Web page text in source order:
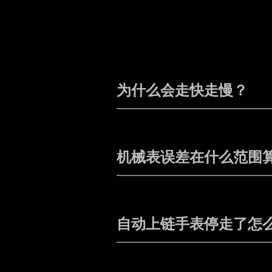
为什么会走快走慢？
机械表误差在什么范围
自动上链手表停走了怎